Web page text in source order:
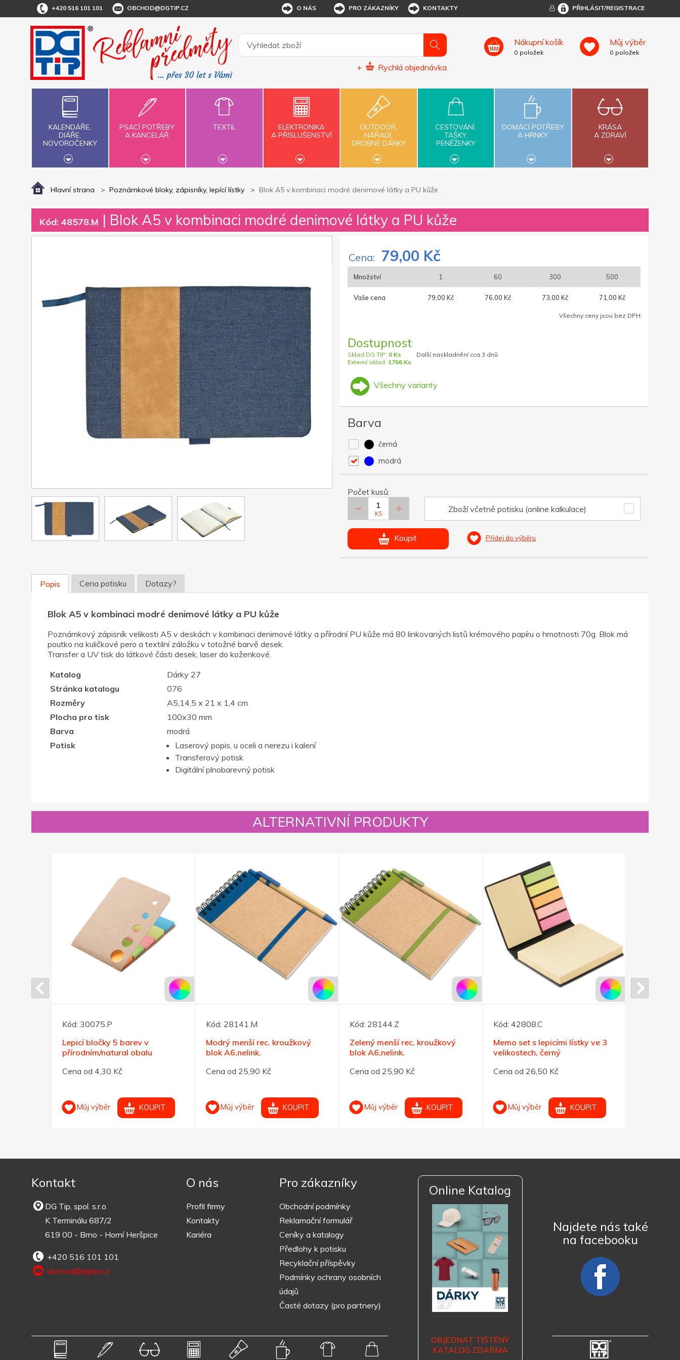
+420 516 101 101 OBCHOD@DGTIP.CZ O NÁS PRO ZÁKAZNÍKY KONTAKTY PŘIHLÁSIT/REGISTRACE
+ Rychlá objednávka
Nákupní košík
0 položek
Můj výběr
0 položek
KALENDÁŘE,
DIÁŘE,
NOVOROČENKY
PSACÍ POTŘEBY
A KANCELÁŘ
TEXTIL
ELEKTRONIKA
A PŘÍSLUŠENSTVÍ
OUTDOOR,
NÁŘADÍ,
DROBNÉ DÁRKY
CESTOVÁNÍ,
TAŠKY,
PENĚŽENKY
DOMÁCÍ POTŘEBY
A HRNKY
KRÁSA
A ZDRAVÍ
Hlavní strana Poznámkové bloky, zápisníky, lepící lístky Blok A5 v kombinaci modré denimové látky a PU kůže
Kód: 48578.M | Blok A5 v kombinaci modré denimové látky a PU kůže
Cena: 79,00 Kč
Množství 1 60 300 500
Vaše cena 79,00 Kč 76,00 Kč 73,00 Kč 71,00 Kč
Všechny ceny jsou bez DPH
Dostupnost
Sklad DG TIP: 0 Ks
Externí sklad: 1766 Ks
Další naskladnění cca 3 dnů
Všechny varianty
Barva
černá
modrá
Počet kusů:
KS Zboží včetně potisku (online kalkulace)
Koupit Přidej do výběru
Popis Cena potisku Dotazy?
Blok A5 v kombinaci modré denimové látky a PU kůže
Poznámkový zápisník velikosti A5 v deskách v kombinaci denimové látky a přírodní PU kůže má 80 linkovaných listů krémového papíru o hmotnosti 70g. Blok má
poutko na kuličkové pero a textilní záložku v totožné barvě desek.
Transfer a UV tisk do látkové části desek, laser do koženkové.
Katalog
Dárky 27
Stránka katalogu
076
Rozměry
A5,14,5 x 21 x 1,4 cm
Plocha pro tisk
100x30 mm
Barva
modrá
Potisk
Laserový popis, u oceli a nerezu i kalení
Transferový potisk
Digitální plnobarevný potisk
ALTERNATIVNÍ PRODUKTY
Kód: 30075.P
Lepicí bločky 5 barev v
přírodním/natural obalu
Cena od 4,30 Kč
Můj výběr KOUPIT
Kód: 28141.M
Modrý menší rec. kroužkový
blok A6,nelink.
Cena od 25,90 Kč
Můj výběr KOUPIT
Kód: 28144.Z
Zelený menší rec. kroužkový
blok A6,nelink.
Cena od 25,90 Kč
Můj výběr KOUPIT
Kód: 42808.C
Memo set s lepicími lístky ve 3
velikostech, černý
Cena od 26,50 Kč
Můj výběr KOUPIT
Kontakt
DG Tip, spol. s.r.o.
K Terminálu 687/2
619 00 - Brno - Horní Heršpice
+420 516 101 101
obchod@dgtip.cz
O nás
Profil firmy
Kontakty
Kariéra
Pro zákazníky
Obchodní podmínky
Reklamační formulář
Ceníky a katalogy
Předlohy k potisku
Recyklační příspěvky
Podmínky ochrany osobních
údajů
Časté dotazy (pro partnery)
Online Katalog
OBJEDNAT TIŠTĚNÝ
KATALOG ZDARMA
Najdete nás také
na facebooku